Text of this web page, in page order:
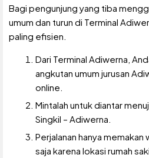
Bagi pengunjung yang tiba
umum dan turun di Terminal
paling efisien.
Dari Terminal Adiwerna,
angkutan umum jurusan
online.
Mintalah untuk diantar
Singkil – Adiwerna.
Perjalanan hanya
saja karena lokasi rumah